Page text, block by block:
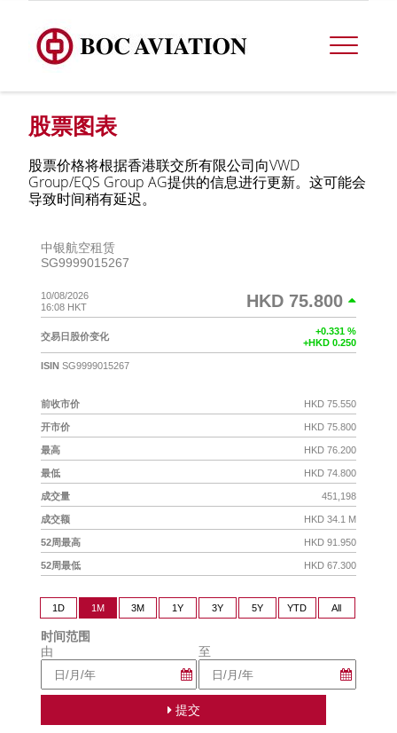
股票图表
股票价格将根据香港联交所有限公司向VWD
Group/EQS Group AG提供的信息进行更新。这可能会
导致时间稍有延迟。